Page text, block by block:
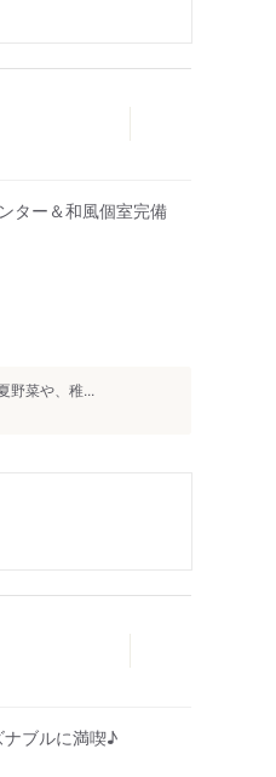
ター＆和風個室完備
野菜や、稚...
ブルに満喫♪